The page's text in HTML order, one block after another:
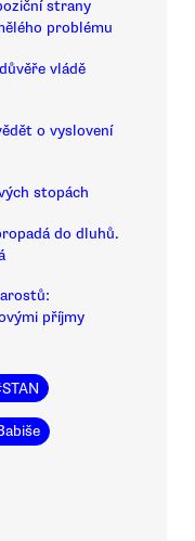
strany
problému
vládě
o vyslovení
stopách
do dluhů.
příjmy
STAN